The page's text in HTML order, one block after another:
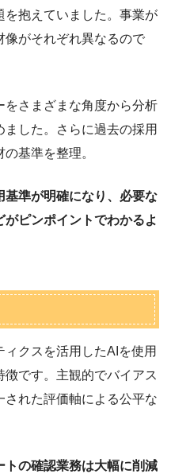
を抱えていました。事業が
像がそれぞれ異なるので
をさまざまな角度から分析
した。さらに過去の採用
基準を整理。
基準が明確になり、必要な
ピンポイントでわかるよ
クスを活用したAIを使用
徴です。主観的でバイアス
れた評価軸による公平な
トの確認業務は大幅に削減